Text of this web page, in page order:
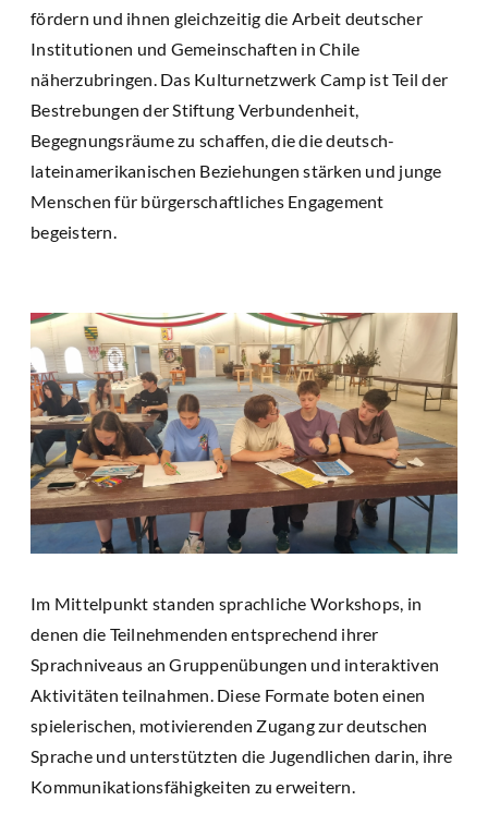
fördern und ihnen gleichzeitig die Arbeit deutscher
Institutionen und Gemeinschaften in Chile
näherzubringen. Das Kulturnetzwerk Camp ist Teil der
Bestrebungen der Stiftung Verbundenheit,
Begegnungsräume zu schaffen, die die deutsch-
lateinamerikanischen Beziehungen stärken und junge
Menschen für bürgerschaftliches Engagement
begeistern.
Im Mittelpunkt standen sprachliche Workshops, in
denen die Teilnehmenden entsprechend ihrer
Sprachniveaus an Gruppenübungen und interaktiven
Aktivitäten teilnahmen. Diese Formate boten einen
spielerischen, motivierenden Zugang zur deutschen
Sprache und unterstützten die Jugendlichen darin, ihre
Kommunikationsfähigkeiten zu erweitern.